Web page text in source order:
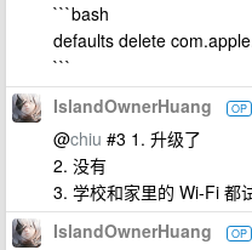
```bash
defaults delete
```
IslandOwnerHuang OP
@chiu #3 1. 升级了
2. 没有
3. 学校和家里的 Wi-Fi 都
IslandOwnerHuang OP